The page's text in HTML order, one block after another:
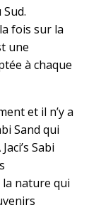
fois sur la
une
à chaque
et il n’y a
Sand qui
Sabi
nature qui